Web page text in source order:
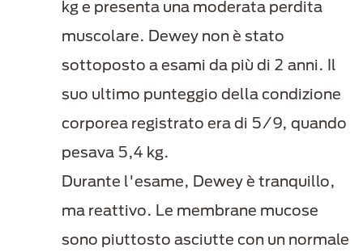
kg e presenta una moderata perdita
muscolare. Dewey non è stato
sottoposto a esami da più di 2 anni. Il
suo ultimo punteggio della condizione
corporea registrato era di 5/9, quando
pesava 5,4 kg.
Durante l'esame, Dewey è tranquillo,
ma reattivo. Le membrane mucose
sono piuttosto asciutte con un normale